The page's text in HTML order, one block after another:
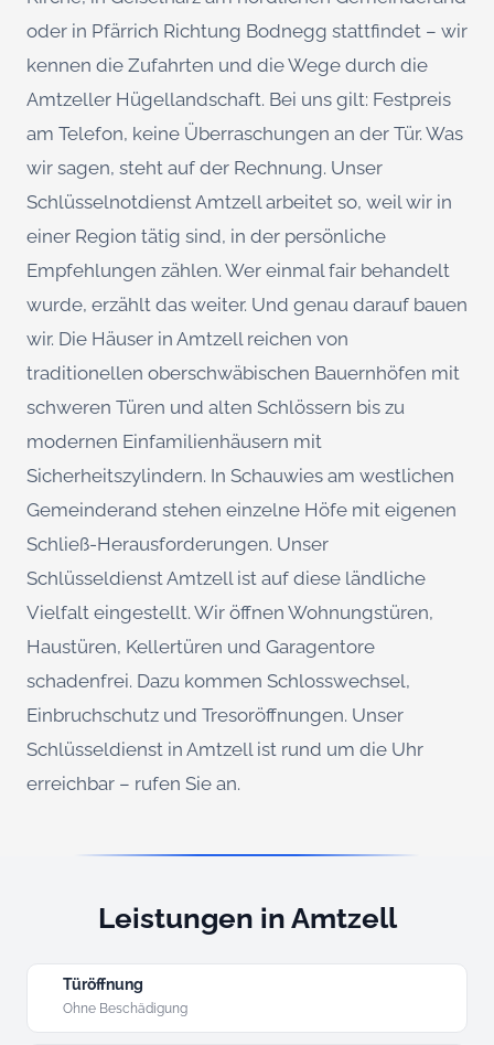
oder in Pfärrich Richtung Bodnegg stattfindet – wir
kennen die Zufahrten und die Wege durch die
Amtzeller Hügellandschaft. Bei uns gilt: Festpreis
am Telefon, keine Überraschungen an der Tür. Was
wir sagen, steht auf der Rechnung. Unser
Schlüsselnotdienst Amtzell arbeitet so, weil wir in
einer Region tätig sind, in der persönliche
Empfehlungen zählen. Wer einmal fair behandelt
wurde, erzählt das weiter. Und genau darauf bauen
wir. Die Häuser in Amtzell reichen von
traditionellen oberschwäbischen Bauernhöfen mit
schweren Türen und alten Schlössern bis zu
modernen Einfamilienhäusern mit
Sicherheitszylindern. In Schauwies am westlichen
Gemeinderand stehen einzelne Höfe mit eigenen
Schließ-Herausforderungen. Unser
Schlüsseldienst Amtzell ist auf diese ländliche
Vielfalt eingestellt. Wir öffnen Wohnungstüren,
Haustüren, Kellertüren und Garagentore
schadenfrei. Dazu kommen Schlosswechsel,
Einbruchschutz und Tresoröffnungen. Unser
Schlüsseldienst in Amtzell ist rund um die Uhr
erreichbar – rufen Sie an.
Leistungen in Amtzell
Türöffnung
Ohne Beschädigung